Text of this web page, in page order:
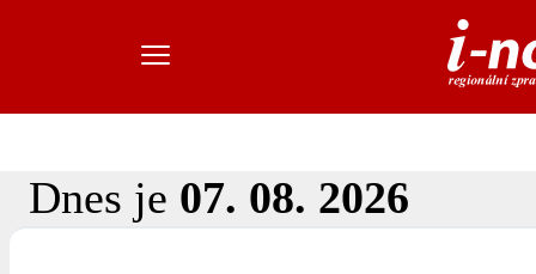
Dnes je 07. 08. 2026